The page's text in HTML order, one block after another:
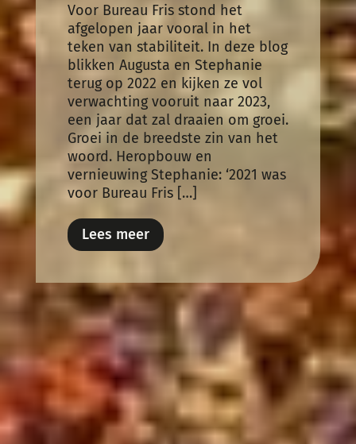
Voor Bureau Fris stond het
afgelopen jaar vooral in het
teken van stabiliteit. In deze blog
blikken Augusta en Stephanie
terug op 2022 en kijken ze vol
verwachting vooruit naar 2023,
een jaar dat zal draaien om groei.
Groei in de breedste zin van het
woord. Heropbouw en
vernieuwing Stephanie: ‘2021 was
voor Bureau Fris […]
Lees meer